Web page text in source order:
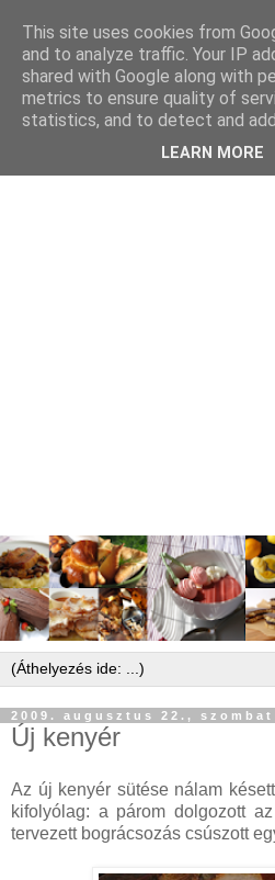
2009. augusztus 22., szombat
Új kenyér
Az új kenyér sütése nálam
kifolyólag: a párom dolgozott
tervezett bográcsozás csúszott
This site uses cookies from
and to analyze traffic. Your IP
shared with Google along with
metrics to ensure quality of
statistics, and to detect and
LEARN MORE